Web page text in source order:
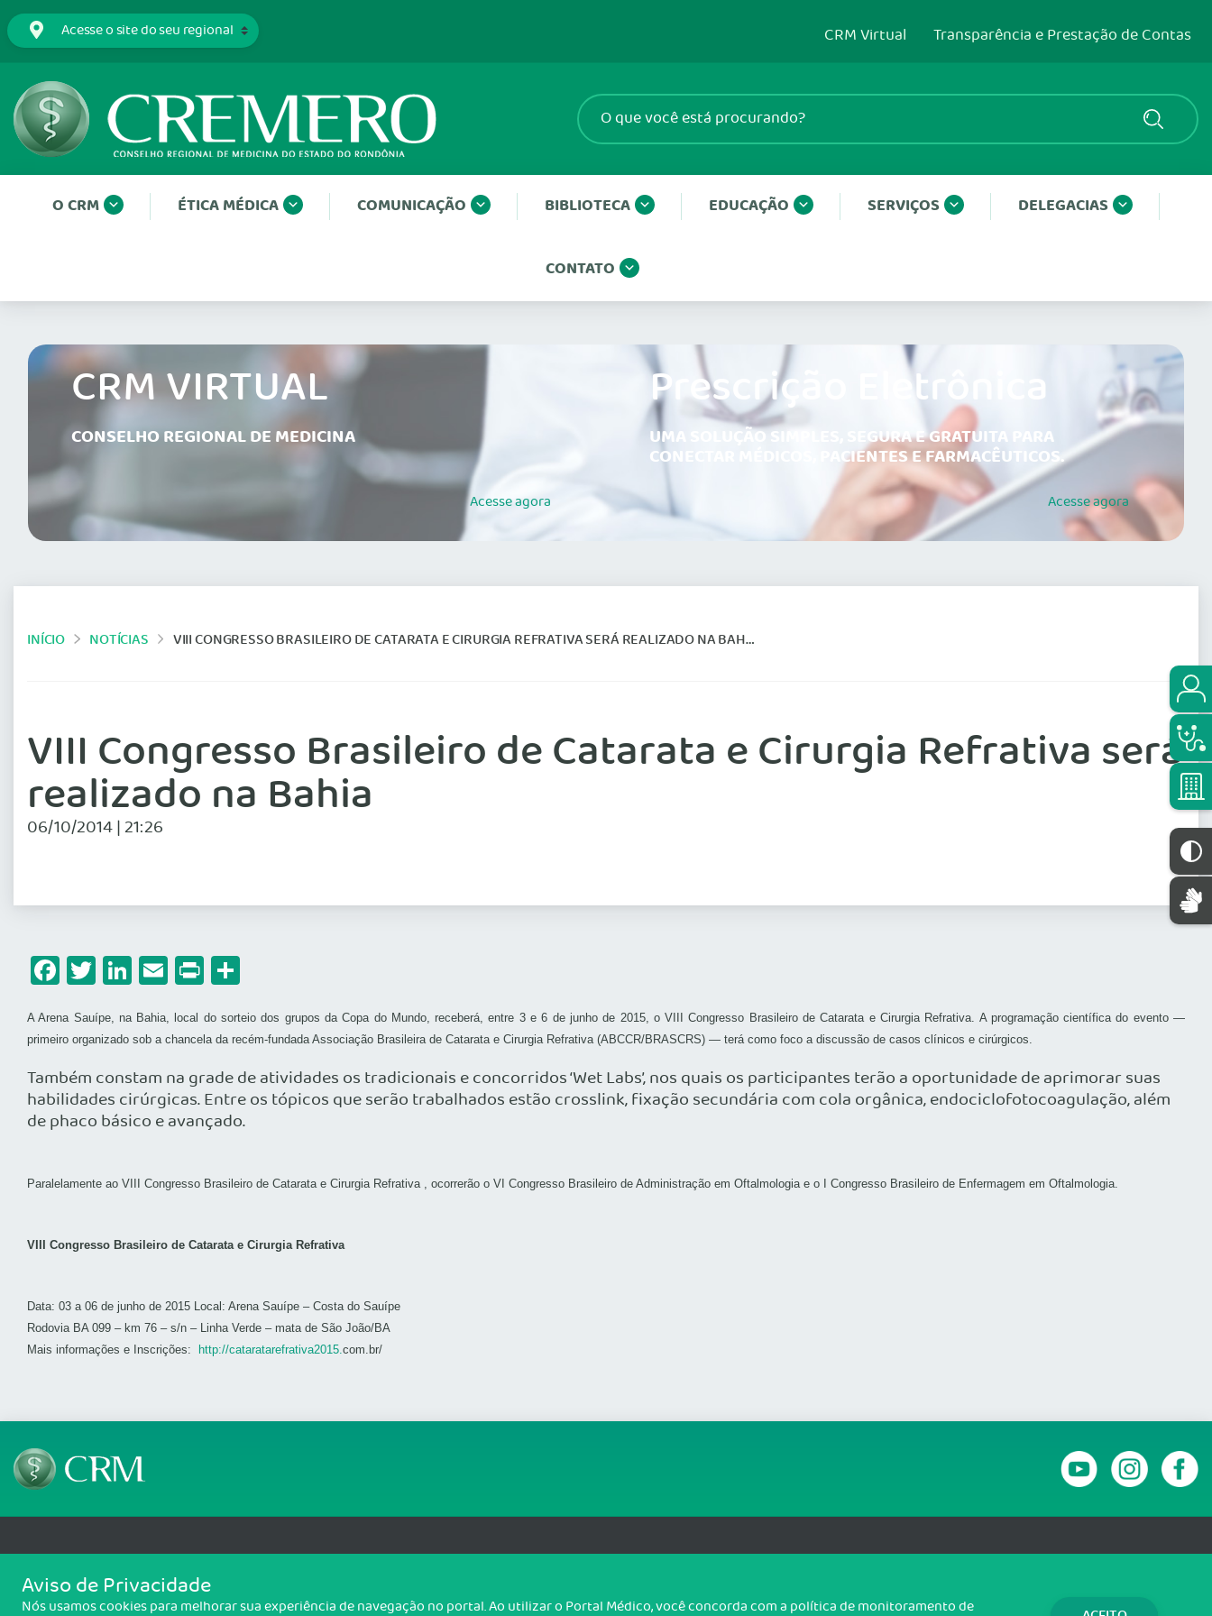
CRM Virtual Transparência e Prestação de Contas
O CRM ÉTICA MÉDICA COMUNICAÇÃO BIBLIOTECA EDUCAÇÃO SERVIÇOS DELEGACIAS
CONTATO
CRM VIRTUAL
CONSELHO REGIONAL DE MEDICINA
Acesseagora
Prescrição Eletrônica
UMA SOLUÇÃO SIMPLES, SEGURA E GRATUITA PARA
CONECTAR MÉDICOS, PACIENTES E FARMACÊUTICOS.
Acesseagora
INÍCIO NOTÍCIAS VIII CONGRESSO BRASILEIRO DE CATARATA E CIRURGIA REFRATIVA SERÁ REALIZADO NA BAHIA
VIII Congresso Brasileiro de Catarata e Cirurgia Refrativa será
realizado na Bahia
06/10/2014 | 21:26
Facebook
Twitter
LinkedIn
Email
Print
A Arena Sauípe, na Bahia, local do sorteio dos grupos da Copa do Mundo, receberá, entre 3 e 6 de junho de 2015, o VIII Congresso Brasileiro de Catarata e Cirurgia Refrativa. A programação científica do evento —
primeiro organizado sob a chancela da recém-fundada Associação Brasileira de Catarata e Cirurgia Refrativa (ABCCR/BRASCRS) — terá como foco a discussão de casos clínicos e cirúrgicos.
Também constam na grade de atividades os tradicionais e concorridos ‘Wet Labs’, nos quais os participantes terão a oportunidade de aprimorar suas
habilidades cirúrgicas. Entre os tópicos que serão trabalhados estão crosslink, fixação secundária com cola orgânica, endociclofotocoagulação, além
de phaco básico e avançado.
Paralelamente ao VIII Congresso Brasileiro de Catarata e Cirurgia Refrativa , ocorrerão o VI Congresso Brasileiro de Administração em Oftalmologia e o I Congresso Brasileiro de Enfermagem em Oftalmologia.
VIII Congresso Brasileiro de Catarata e Cirurgia Refrativa
Data: 03 a 06 de junho de 2015 Local: Arena Sauípe – Costa do Sauípe
Rodovia BA 099 – km 76 – s/n – Linha Verde – mata de São João/BA
Mais informações e Inscrições:
http://cataratarefrativa2015.com.br/
Avenida dos Imigrantes, 3414, Liberdade, Porto Velho/RO - CEP: 76803-850
Copyright 2026 CREMERO. Todos os direitos reservados.
Aviso de Privacidade
Nós usamos cookies para melhorar sua experiência de navegação no portal. Ao utilizar o Portal Médico, você concorda com a política de monitoramento de